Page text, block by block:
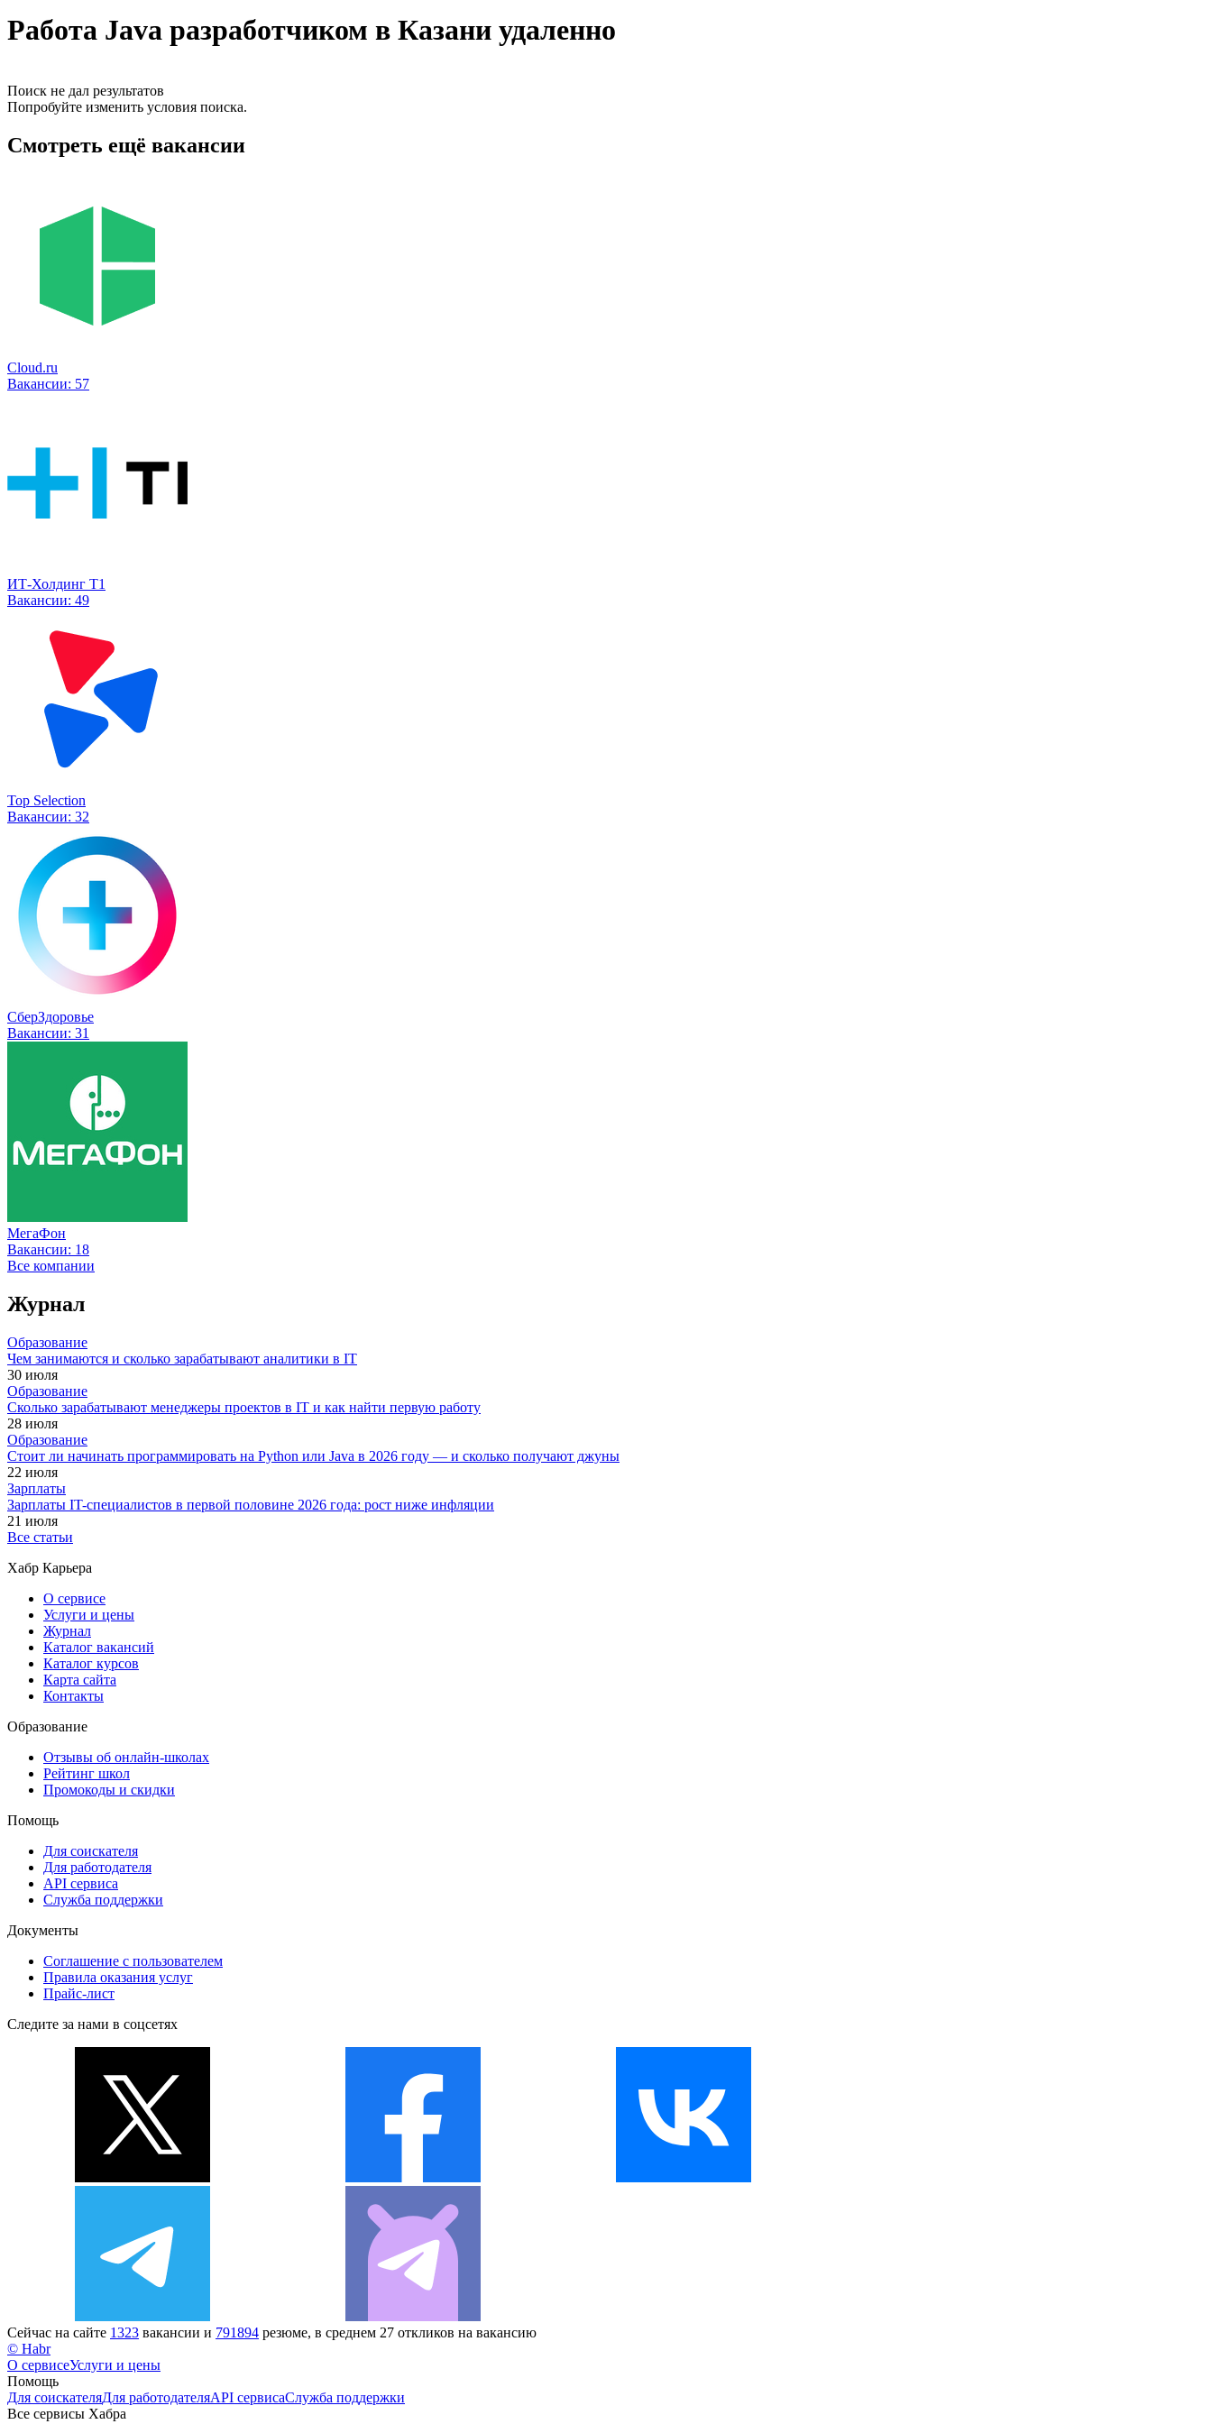
Работа Java разработчиком в Казани удаленно
Поиск не дал результатов
Попробуйте изменить условия поиска.
Смотреть ещё вакансии
Cloud.ru
Вакансии: 57
ИТ-Холдинг Т1
Вакансии: 49
Top Selection
Вакансии: 32
СберЗдоровье
Вакансии: 31
МегаФон
Вакансии: 18
Все компании
Журнал
Образование
Чем занимаются и сколько зарабатывают аналитики в IT
30 июля
Образование
Сколько зарабатывают менеджеры проектов в IT и как найти первую работу
28 июля
Образование
Стоит ли начинать программировать на Python или Java в 2026 году — и сколько получают джуны
22 июля
Зарплаты
Зарплаты IT-специалистов в первой половине 2026 года: рост ниже инфляции
21 июля
Все статьи
Хабр Карьера
О сервисе
Услуги и цены
Журнал
Каталог вакансий
Каталог курсов
Карта сайта
Контакты
Образование
Отзывы об онлайн-школах
Рейтинг школ
Промокоды и скидки
Помощь
Для соискателя
Для работодателя
API сервиса
Служба поддержки
Документы
Соглашение с пользователем
Правила оказания услуг
Прайс-лист
Следите за нами в соцсетях
Сейчас на сайте 1323 вакансии и 791894 резюме, в среднем 27 откликов на вакансию
© Habr
О сервисеУслуги и цены
Помощь
Для соискателяДля работодателяAPI сервисаСлужба поддержки
Все сервисы Хабра